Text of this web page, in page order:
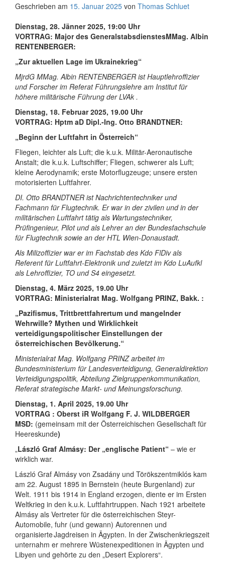
Geschrieben am 15. Januar 2025 von Thomas Schluet
Dienstag, 28. Jänner 2025, 19:00 Uhr
VORTRAG: Major des GeneralstabsdienstesMMag. Albin
RENTENBERGER:
„Zur aktuellen Lage im Ukrainekrieg“
MjrdG MMag. Albin RENTENBERGER ist Hauptlehroffizier
und Forscher im Referat Führungslehre am Institut für
höhere militärische Führung der LVAk .
Dienstag, 18. Februar 2025, 19.00 Uhr
VORTRAG: Hptm aD Dipl.-Ing. Otto BRANDTNER:
„Beginn der Luftfahrt in Österreich“
Fliegen, leichter als Luft; die k.u.k. Militär-Aeronautische
Anstalt; die k.u.k. Luftschiffer; Fliegen, schwerer als Luft;
kleine Aerodynamik; erste Motorflugzeuge; unsere ersten
motorisierten Luftfahrer.
DI. Otto BRANDTNER ist Nachrichtentechniker und
Fachmann für Flugtechnik. Er war in der zivilen und in der
militärischen Luftfahrt tätig als Wartungstechniker,
Prüfingenieur, Pilot und als Lehrer an der Bundesfachschule
für Flugtechnik sowie an der HTL Wien-Donaustadt.
Als Milizoffizier war er im Fachstab des Kdo FlDiv als
Referent für Luftfahrt-Elektronik und zuletzt im Kdo LuAufkl
als Lehroffizier, TO und S4 eingesetzt.
Dienstag, 4. März 2025, 19.00 Uhr
VORTRAG: Ministerialrat Mag. Wolfgang PRINZ, Bakk. :
„Pazifismus, Trittbrettfahrertum und mangelnder
Wehrwille? Mythen und Wirklichkeit
verteidigungspolitischer Einstellungen der
österreichischen Bevölkerung.“
Ministerialrat Mag. Wolfgang PRINZ arbeitet im
Bundesministerium für Landesverteidigung, Generaldirektion
Verteidigungspolitik, Abteilung Zielgruppenkommunikation,
Referat strategische Markt- und Meinungsforschung.
Dienstag, 1. April 2025, 19.00 Uhr
VORTRAG : Oberst iR Wolfgang F. J. WILDBERGER
MSD: (gemeinsam mit der Österreichischen Gesellschaft für
Heereskunde)
„László Graf Almásy: Der „englische Patient“ – wie er
wirklich war.
László Graf Almásy von Zsadány und Törökszentmiklós kam
am 22. August 1895 in Bernstein (heute Burgenland) zur
Welt. 1911 bis 1914 in England erzogen, diente er im Ersten
Weltkrieg in den k.u.k. Luftfahrtruppen. Nach 1921 arbeitete
Almásy als Vertreter für die österreichischen Steyr-
Automobile, fuhr (und gewann) Autorennen und
organisierte Jagdreisen in Ägypten. In der Zwischenkriegszeit
unternahm er mehrere Wüstenexpeditionen in Ägypten und
Libyen und gehörte zu den „Desert Explorers“.